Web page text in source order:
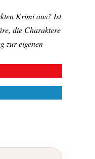
Krimi aus? Ist
die Charaktere
zur eigenen